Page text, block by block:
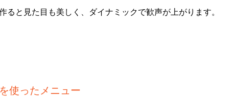
ると見た目も美しく、ダイナミックで歓声が上がります。
使ったメニュー